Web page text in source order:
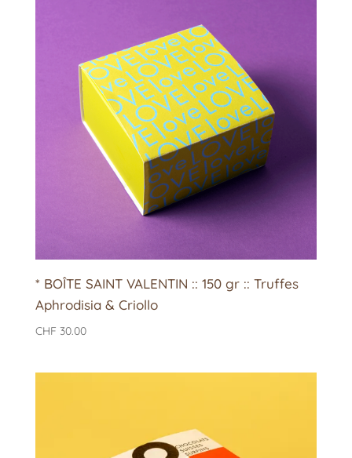
* BOÎTE SAINT VALENTIN :: 150 gr :: Truffes
Aphrodisia & Criollo
CHF 30.00